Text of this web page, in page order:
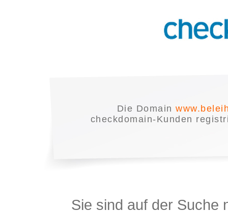
Die Domain
checkdomain-Kunden
Sie sind auf der Suche